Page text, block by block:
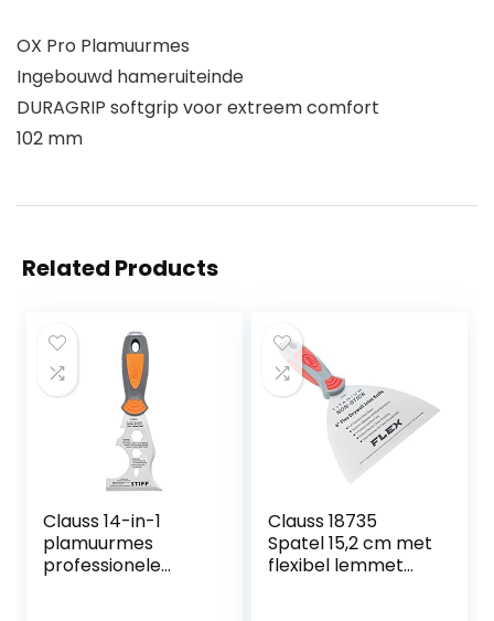
OX Pro Plamuurmes
Ingebouwd hameruiteinde
DURAGRIP softgrip voor extreem comfort
102 mm
Related Products
Clauss 14-in-1
plamuurmes
professionele
Clauss 18735
Spatel 15,2 cm met
flexibel lemmet